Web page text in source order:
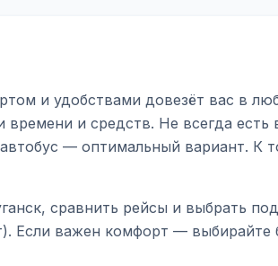
и удобствами довезёт вас в
и средств. Не всегда есть
— оптимальный вариант. К
сравнить рейсы и выбрать
Если важен комфорт — выбирайте